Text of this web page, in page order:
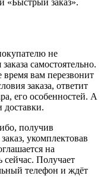
не
самостоятельно.
время вам перезвонит
заказа, ответит
его особенностей. А
доставки.
получив
укомплектовав
на
сейчас. Получает
телефон и ждёт